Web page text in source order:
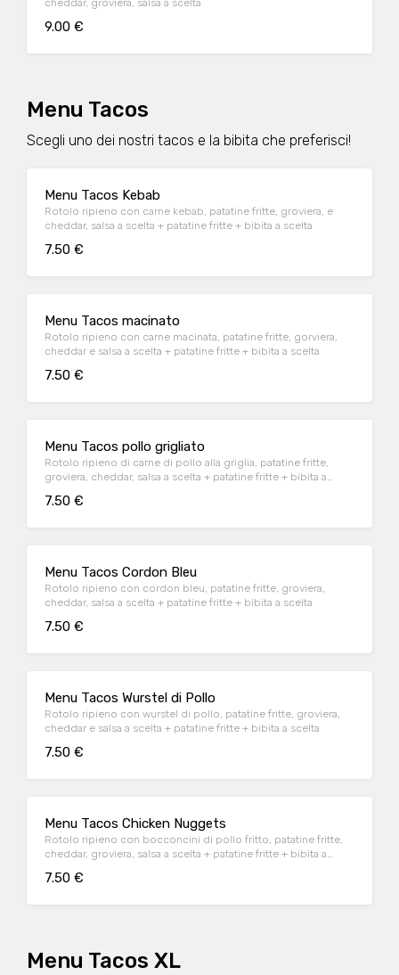
cheddar, groviera, salsa a scelta
9.00 €
Menu Tacos
Scegli uno dei nostri tacos e la bibita che preferisci!
Menu Tacos Kebab
Rotolo ripieno con carne kebab, patatine fritte, groviera, e
cheddar, salsa a scelta + patatine fritte + bibita a scelta
7.50 €
Menu Tacos macinato
Rotolo ripieno con carne macinata, patatine fritte, gorviera,
cheddar e salsa a scelta + patatine fritte + bibita a scelta
7.50 €
Menu Tacos pollo grigliato
Rotolo ripieno di carne di pollo alla griglia, patatine fritte,
groviera, cheddar, salsa a scelta + patatine fritte + bibita a
7.50 €
Menu Tacos Cordon Bleu
Rotolo ripieno con cordon bleu, patatine fritte, groviera,
cheddar, salsa a scelta + patatine fritte + bibita a scelta
7.50 €
Menu Tacos Wurstel di Pollo
Rotolo ripieno con wurstel di pollo, patatine fritte, groviera,
cheddar e salsa a scelta + patatine fritte + bibita a scelta
7.50 €
Menu Tacos Chicken Nuggets
Rotolo ripieno con bocconcini di pollo fritto, patatine fritte,
cheddar, groviera, salsa a scelta + patatine fritte + bibita a
7.50 €
Menu Tacos XL